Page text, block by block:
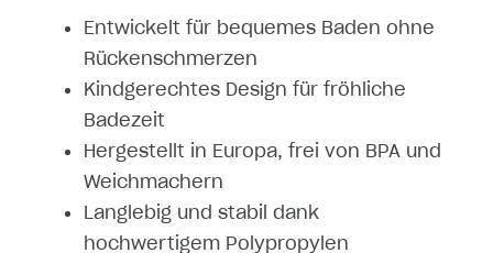
Entwickelt für bequemes Baden ohne
Rückenschmerzen
Kindgerechtes Design für fröhliche
Badezeit
Hergestellt in Europa, frei von BPA und
Weichmachern
Langlebig und stabil dank
hochwertigem Polypropylen